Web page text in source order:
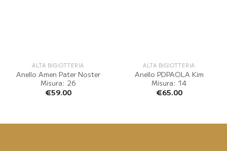
ALTA BIGIOTTERIA
Anello Amen Pater Noster
Misura: 26
€59.00
ALTA BIGIOTTERIA
Anello PDPAOLA Kim
Misura: 14
€65.00